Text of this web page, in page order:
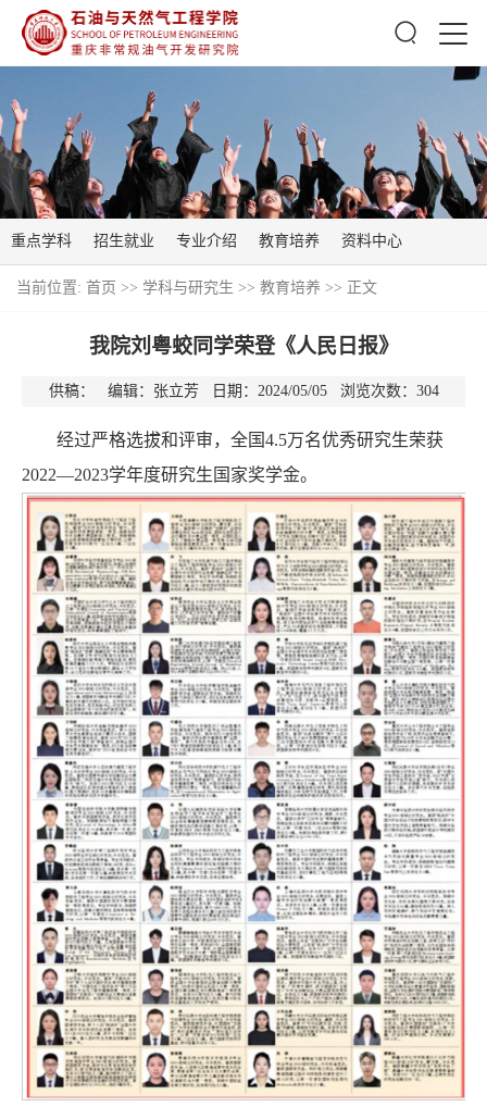
重点学科 招生就业 专业介绍 教育培养 资料中心
当前位置: 首页 >> 学科与研究生 >> 教育培养 >> 正文
我院刘粤蛟同学荣登《人民日报》
供稿： 编辑：张立芳 日期：2024/05/05 浏览次数： 304
经过严格选拔和评审，全国4.5万名优秀研究生荣获
2022—2023学年度研究生国家奖学金。